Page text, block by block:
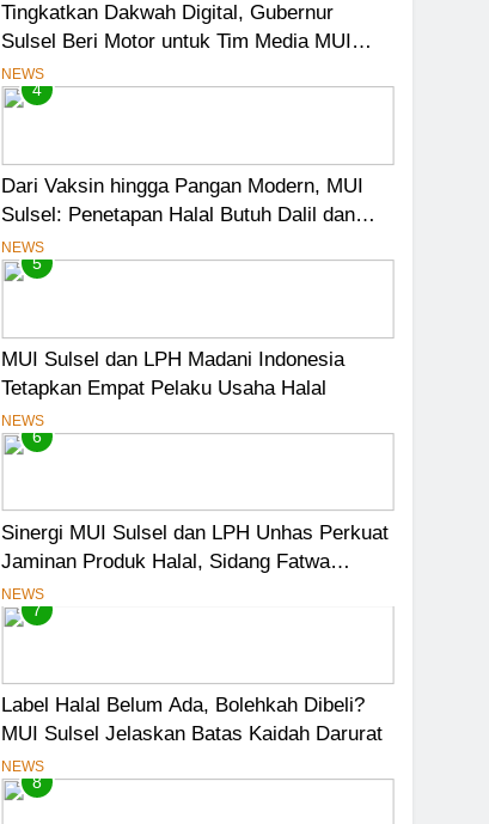
Tingkatkan Dakwah Digital, Gubernur
Sulsel Beri Motor untuk Tim Media MUI
Sulawesi Selatan
NEWS
4
Dari Vaksin hingga Pangan Modern, MUI
Sulsel: Penetapan Halal Butuh Dalil dan
Sains
NEWS
5
MUI Sulsel dan LPH Madani Indonesia
Tetapkan Empat Pelaku Usaha Halal
NEWS
6
Sinergi MUI Sulsel dan LPH Unhas Perkuat
Jaminan Produk Halal, Sidang Fatwa
Tetapkan Kehalalan 7 Pelaku Usaha
NEWS
7
Label Halal Belum Ada, Bolehkah Dibeli?
MUI Sulsel Jelaskan Batas Kaidah Darurat
NEWS
8